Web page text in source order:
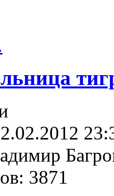
3871